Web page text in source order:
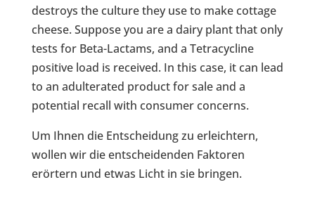
destroys the culture they use to make cottage
cheese. Suppose you are a dairy plant that only
tests for Beta-Lactams, and a Tetracycline
positive load is received. In this case, it can lead
to an adulterated product for sale and a
potential recall with consumer concerns.
Um Ihnen die Entscheidung zu erleichtern,
wollen wir die entscheidenden Faktoren
erörtern und etwas Licht in sie bringen.